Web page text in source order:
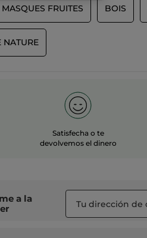
MASQUES FRUITES BOIS
NATURE
Satisfecha o te
devolvemos el dinero
a la